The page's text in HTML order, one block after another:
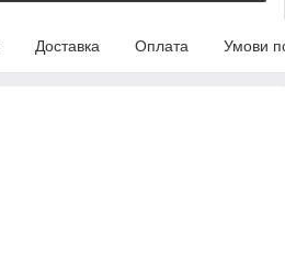
Доставка Оплата Умови